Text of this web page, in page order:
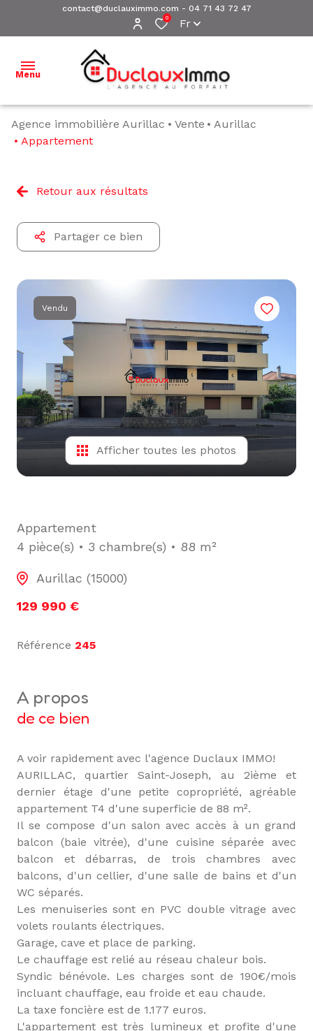
contact@duclauximmo.com - 04 71 43 72 47
0 Fr
Menu
ACCUEIL
BIENS À
VENDRE
NOS
BIENS
L'ÉQUIPE
ALERTE
E-MAIL
Agence immobilière Aurillac Vente
Aurillac
Appartement
Retour aux résultats
Partager ce bien
Vendu
Afficher toutes les photos
Appartement
4 pièce(s)
3 chambre(s) 88 m²
Aurillac (15000)
129 990 €
Référence 245
a propos
de ce bien
A voir rapidement avec l'agence Duclaux IMMO!
AURILLAC, quartier Saint-Joseph, au 2ième et
dernier étage d'une petite copropriété, agréable
appartement T4 d'une superficie de 88 m².
Il se compose d'un salon avec accès à un grand
balcon (baie vitrée), d'une cuisine séparée avec
balcon et débarras, de trois chambres avec
balcons, d'un cellier, d'une salle de bains et d'un
WC séparés.
Les menuiseries sont en PVC double vitrage avec
volets roulants électriques.
Garage, cave et place de parking.
Le chauffage est relié au réseau chaleur bois.
Syndic bénévole. Les charges sont de 190€/mois
incluant chauffage, eau froide et eau chaude.
La taxe foncière est de 1.177 euros.
L'appartement est très lumineux et profite d'une